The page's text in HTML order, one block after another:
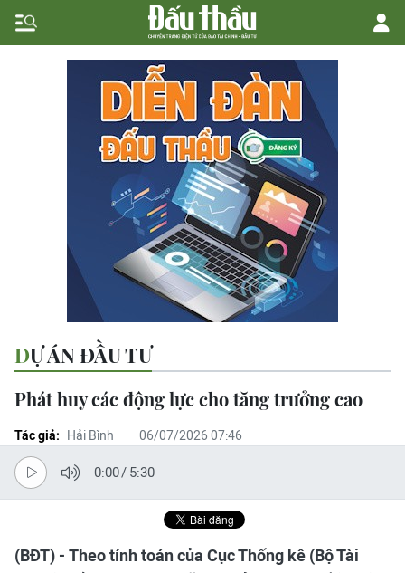
DỰ ÁN ĐẦU TƯ
Phát huy các động lực cho tăng trưởng cao
Tác giả: Hải Bình 06/07/2026 07:46
0:00/ 5:30
(BĐT) - Theo tính toán của Cục Thống kê (Bộ Tài